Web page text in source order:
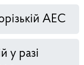
АЕС
у разі